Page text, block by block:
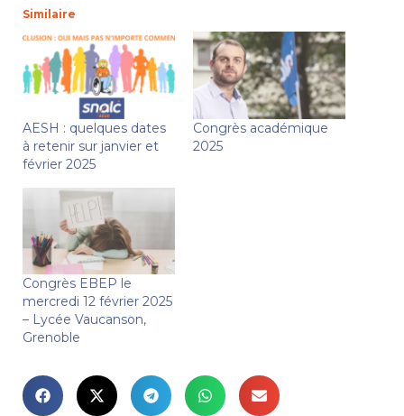
Similaire
AESH : quelques dates
à retenir sur janvier et
février 2025
Congrès académique
2025
Congrès EBEP le
mercredi 12 février 2025
– Lycée Vaucanson,
Grenoble